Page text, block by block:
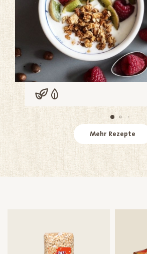
Vegan
Vegetarisch
Mehr Rezepte